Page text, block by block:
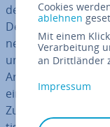
de­res Thema. Viele
Details,
nen werden über
un­ver­schlüs­selt.
Ar­beits­welt
einen die
Zugang zu
Cookies
ablehnen
Mit einem
Verarbeitung
an Drittländer
Impressum